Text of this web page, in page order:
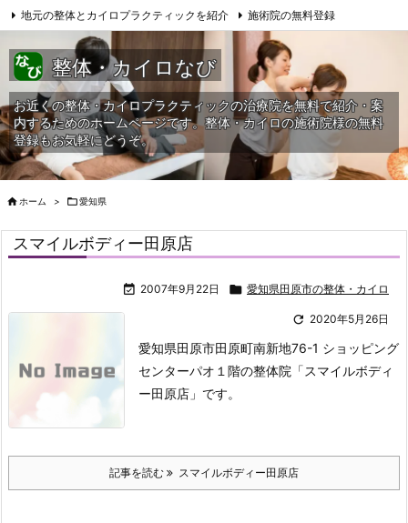
地元の整体とカイロプラクティックを紹介 施術院の無料登録
サイトマップ 当HPへの問合せ
整体・カイロなび
お近くの整体・カイロプラクティックの治療院を無料で紹介・案
内するためのホームページです。整体・カイロの施術院様の無料
登録もお気軽にどうぞ。
 ホーム > 愛知県
スマイルボディー田原店
 2007年9月22日  愛知県田原市の整体・カイロ
 2020年5月26日
愛知県田原市田原町南新地76-1 ショッピング
センターパオ１階の整体院「スマイルボディ
ー田原店」です。
記事を読む スマイルボディー田原店